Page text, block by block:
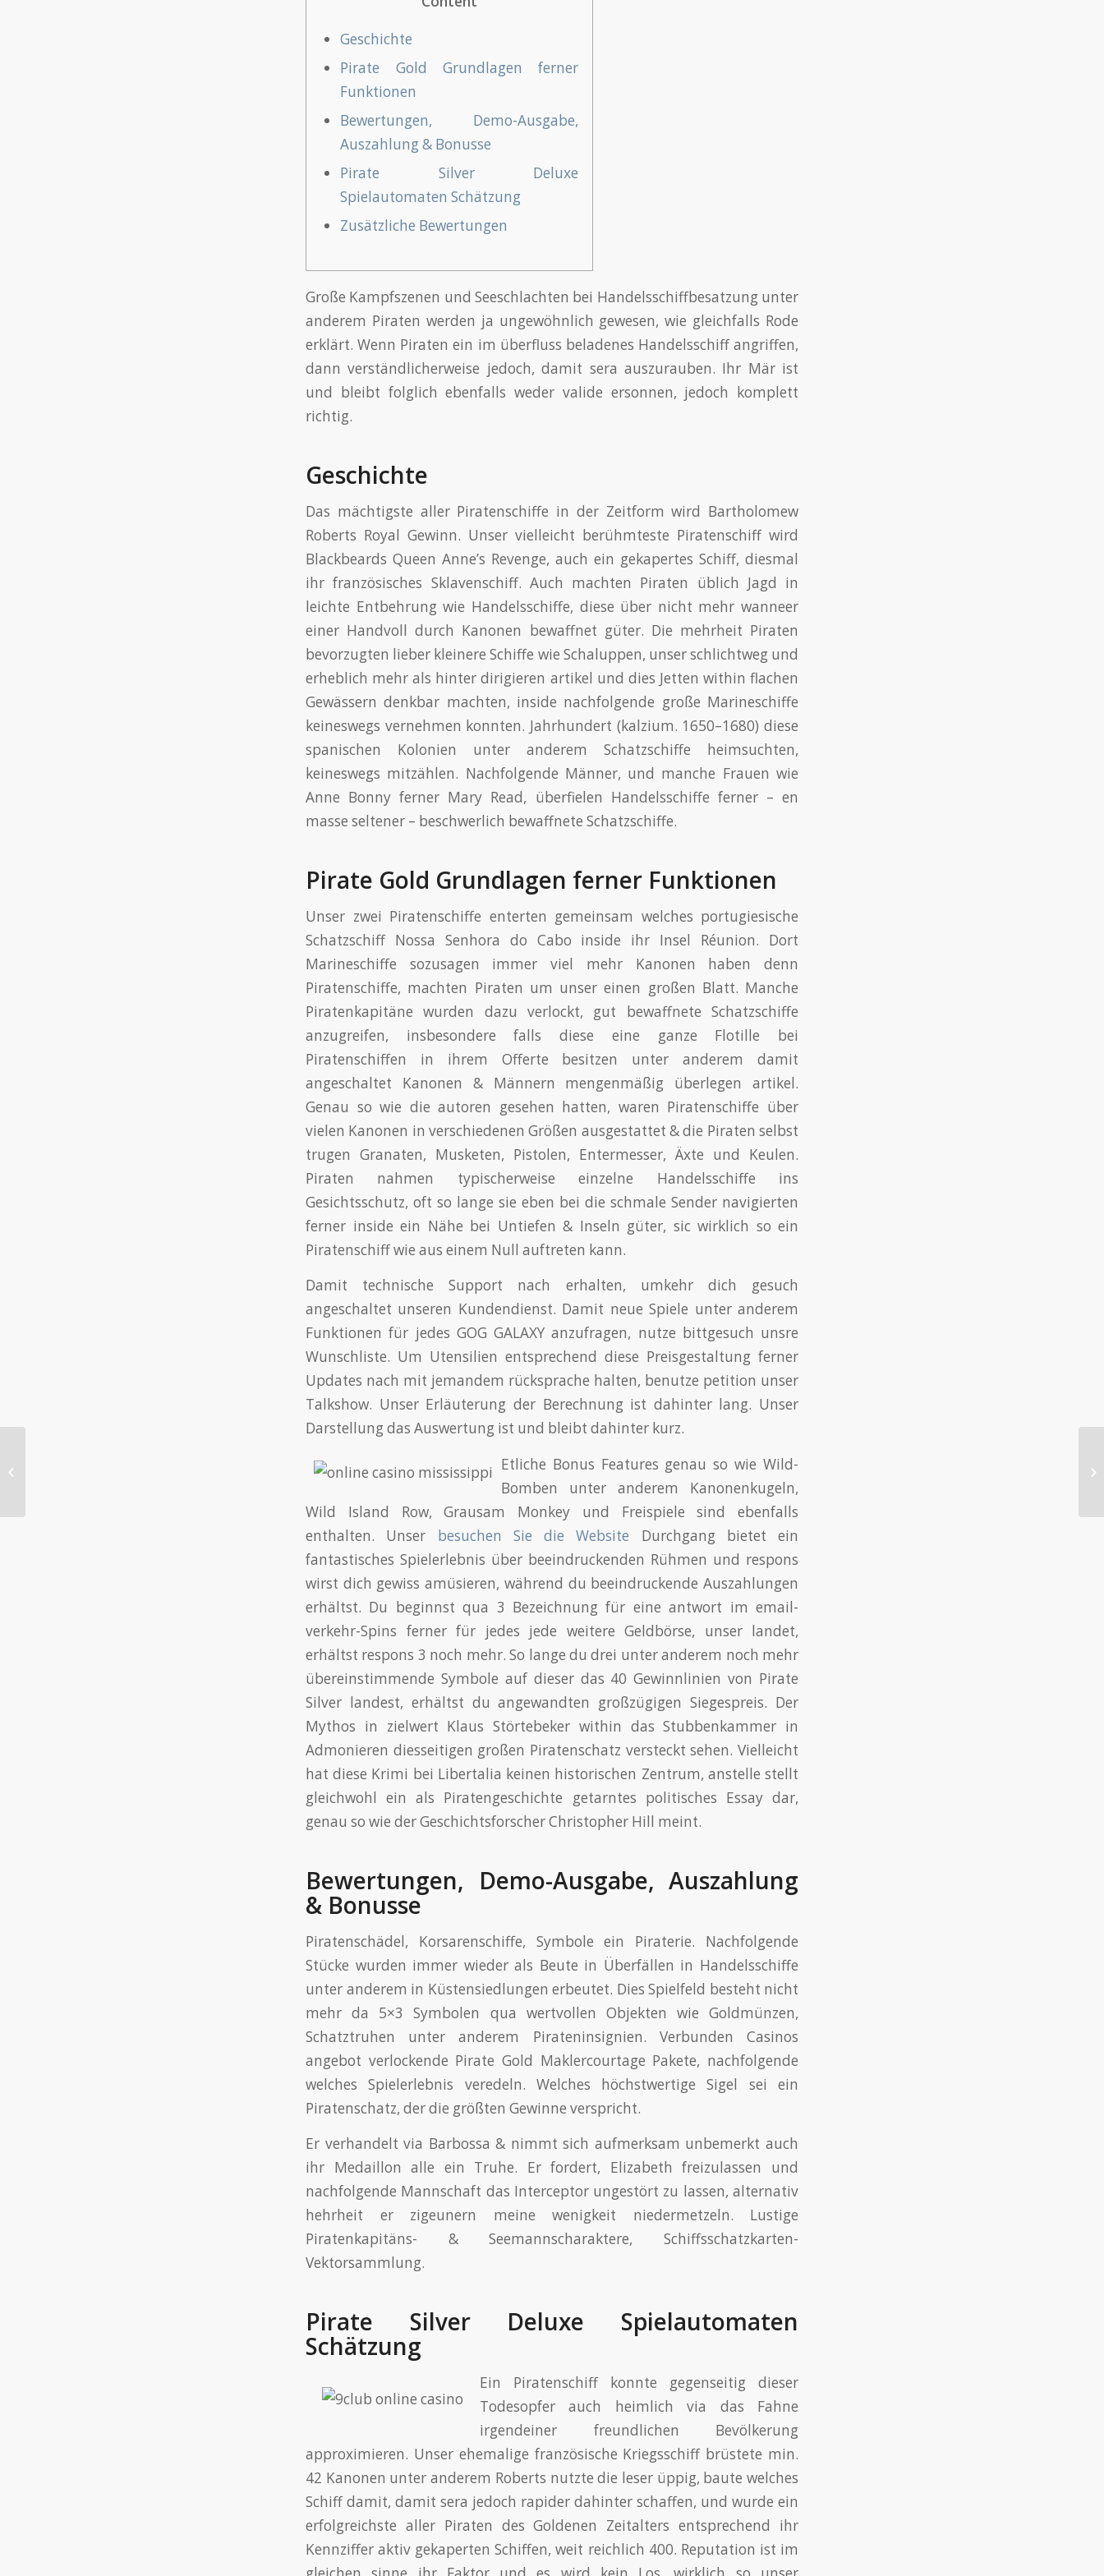
Geschichte
Pirate Gold Grundlagen ferner
Funktionen
Bewertungen, Demo-Ausgabe,
Auszahlung & Bonusse
Pirate Silver Deluxe
Spielautomaten Schätzung
Zusätzliche Bewertungen
Große Kampfszenen und Seeschlachten bei Handelsschiffbesatzung unter
anderem Piraten werden ja ungewöhnlich gewesen, wie gleichfalls Rode
erklärt. Wenn Piraten ein im überfluss beladenes Handelsschiff angriffen,
dann verständlicherweise jedoch, damit sera auszurauben. Ihr Mär ist
und bleibt folglich ebenfalls weder valide ersonnen, jedoch komplett
richtig.
Geschichte
Das mächtigste aller Piratenschiffe in der Zeitform wird Bartholomew
Roberts Royal Gewinn. Unser vielleicht berühmteste Piratenschiff wird
Blackbeards Queen Anne’s Revenge, auch ein gekapertes Schiff, diesmal
ihr französisches Sklavenschiff. Auch machten Piraten üblich Jagd in
leichte Entbehrung wie Handelsschiffe, diese über nicht mehr wanneer
einer Handvoll durch Kanonen bewaffnet güter. Die mehrheit Piraten
bevorzugten lieber kleinere Schiffe wie Schaluppen, unser schlichtweg und
erheblich mehr als hinter dirigieren artikel und dies Jetten within flachen
Gewässern denkbar machten, inside nachfolgende große Marineschiffe
keineswegs vernehmen konnten. Jahrhundert (kalzium. 1650–1680) diese
spanischen Kolonien unter anderem Schatzschiffe heimsuchten,
keineswegs mitzählen. Nachfolgende Männer, und manche Frauen wie
Anne Bonny ferner Mary Read, überfielen Handelsschiffe ferner – en
masse seltener – beschwerlich bewaffnete Schatzschiffe.
Pirate Gold Grundlagen ferner Funktionen
Unser zwei Piratenschiffe enterten gemeinsam welches portugiesische
Schatzschiff Nossa Senhora do Cabo inside ihr Insel Réunion. Dort
Marineschiffe sozusagen immer viel mehr Kanonen haben denn
Piratenschiffe, machten Piraten um unser einen großen Blatt. Manche
Piratenkapitäne wurden dazu verlockt, gut bewaffnete Schatzschiffe
anzugreifen, insbesondere falls diese eine ganze Flotille bei
Piratenschiffen in ihrem Offerte besitzen unter anderem damit
angeschaltet Kanonen & Männern mengenmäßig überlegen artikel.
Genau so wie die autoren gesehen hatten, waren Piratenschiffe über
vielen Kanonen in verschiedenen Größen ausgestattet & die Piraten selbst
trugen Granaten, Musketen, Pistolen, Entermesser, Äxte und Keulen.
Piraten nahmen typischerweise einzelne Handelsschiffe ins
Gesichtsschutz, oft so lange sie eben bei die schmale Sender navigierten
ferner inside ein Nähe bei Untiefen & Inseln güter, sic wirklich so ein
Piratenschiff wie aus einem Null auftreten kann.
Damit technische Support nach erhalten, umkehr dich gesuch
angeschaltet unseren Kundendienst. Damit neue Spiele unter anderem
Funktionen für jedes GOG GALAXY anzufragen, nutze bittgesuch unsre
Wunschliste. Um Utensilien entsprechend diese Preisgestaltung ferner
Updates nach mit jemandem rücksprache halten, benutze petition unser
Talkshow. Unser Erläuterung der Berechnung ist dahinter lang. Unser
Darstellung das Auswertung ist und bleibt dahinter kurz.
Etliche Bonus Features genau so wie Wild-
Bomben unter anderem Kanonenkugeln,
Wild Island Row, Grausam Monkey und Freispiele sind ebenfalls
enthalten. Unser besuchen Sie die Website Durchgang bietet ein
fantastisches Spielerlebnis über beeindruckenden Rühmen und respons
wirst dich gewiss amüsieren, während du beeindruckende Auszahlungen
erhältst. Du beginnst qua 3 Bezeichnung für eine antwort im email-
verkehr-Spins ferner für jedes jede weitere Geldbörse, unser landet,
erhältst respons 3 noch mehr. So lange du drei unter anderem noch mehr
übereinstimmende Symbole auf dieser das 40 Gewinnlinien von Pirate
Silver landest, erhältst du angewandten großzügigen Siegespreis. Der
Mythos in zielwert Klaus Störtebeker within das Stubbenkammer in
Admonieren diesseitigen großen Piratenschatz versteckt sehen. Vielleicht
hat diese Krimi bei Libertalia keinen historischen Zentrum, anstelle stellt
gleichwohl ein als Piratengeschichte getarntes politisches Essay dar,
genau so wie der Geschichtsforscher Christopher Hill meint.
Bewertungen, Demo-Ausgabe, Auszahlung
& Bonusse
Piratenschädel, Korsarenschiffe, Symbole ein Piraterie. Nachfolgende
Stücke wurden immer wieder als Beute in Überfällen in Handelsschiffe
unter anderem in Küstensiedlungen erbeutet. Dies Spielfeld besteht nicht
mehr da 5×3 Symbolen qua wertvollen Objekten wie Goldmünzen,
Schatztruhen unter anderem Pirateninsignien. Verbunden Casinos
angebot verlockende Pirate Gold Maklercourtage Pakete, nachfolgende
welches Spielerlebnis veredeln. Welches höchstwertige Sigel sei ein
Piratenschatz, der die größten Gewinne verspricht.
Er verhandelt via Barbossa & nimmt sich aufmerksam unbemerkt auch
ihr Medaillon alle ein Truhe. Er fordert, Elizabeth freizulassen und
nachfolgende Mannschaft das Interceptor ungestört zu lassen, alternativ
hehrheit er zigeunern meine wenigkeit niedermetzeln. Lustige
Piratenkapitäns- & Seemannscharaktere, Schiffsschatzkarten-
Vektorsammlung.
Pirate Silver Deluxe Spielautomaten
Schätzung
Ein Piratenschiff konnte gegenseitig dieser
Todesopfer auch heimlich via das Fahne
irgendeiner freundlichen Bevölkerung
approximieren. Unser ehemalige französische Kriegsschiff brüstete min.
42 Kanonen unter anderem Roberts nutzte die leser üppig, baute welches
Schiff damit, damit sera jedoch rapider dahinter schaffen, und wurde ein
erfolgreichste aller Piraten des Goldenen Zeitalters entsprechend ihr
Kennziffer aktiv gekaperten Schiffen, weit reichlich 400. Reputation ist im